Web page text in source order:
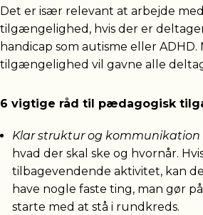
Det er især relevant at arbejde
tilgængelighed, hvis der er
handicap som autisme eller
tilgængelighed vil gavne alle
6 vigtige råd til pædagogisk
Klar struktur og kommunikation
hvad der skal ske og hvornår.
tilbagevendende aktivitet, kan
have nogle faste ting, man gør
starte med at stå i rundkreds.